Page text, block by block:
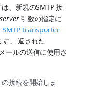
、新規のSMTP 接
server 引数の指定に
SMTP transporter
。 返された
ールの送信に使用さ
接続を開始しま